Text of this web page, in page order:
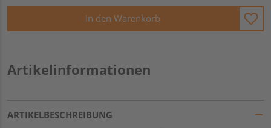
In den Warenkorb
Artikelinformationen
ARTIKELBESCHREIBUNG